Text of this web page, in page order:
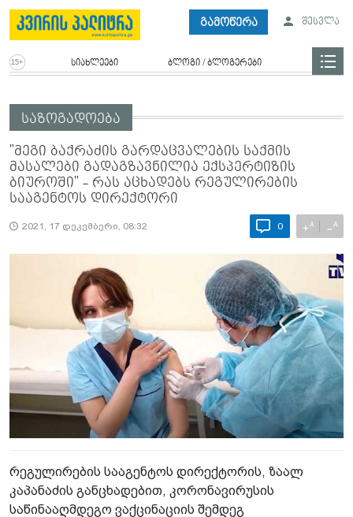
გამოწერა შესვლა
სიახლეები ბლოგი / ბლოგერები
საზოგადოება
"მეგი ბაქრაძის გარდაცვალების საქმის
მასალები გადაგზავნილია ექსპერტიზის
ბიუროში" - რას აცხადებს რეგულირების
სააგენტოს დირექტორი
2021, 17 დეკემბერი, 08:32 0 +A −A
რეგულირების სააგენტოს დირექტორის, ზაალ
კაპანაძის განცხადებით, კორონავირუსის
საწინააღმდეგო ვაქცინაციის შემდეგ